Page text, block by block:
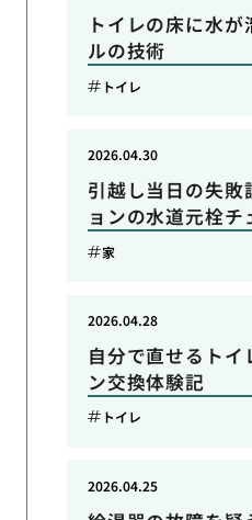
トイレの床に水
ルの技術
トイレ
引越し当日の失敗
ョンの水道元栓
2026.04.30
家
自分で直せるトイ
ン交換体験記
2026.04.28
トイレ
2026.04.25